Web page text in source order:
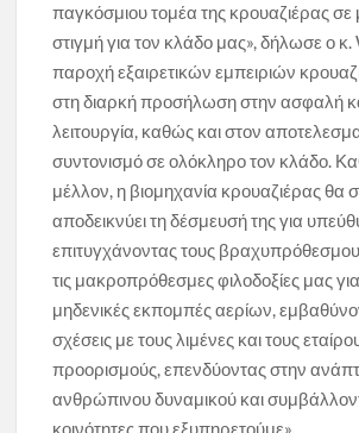
παγκόσμιου τομέα της κρουαζιέρας σε
στιγμή για τον κλάδο μας», δήλωσε ο
παροχή εξαιρετικών εμπειριών
στη διαρκή προσήλωση στην ασφαλή
λειτουργία, καθώς και στον
συντονισμό σε ολόκληρο τον κλάδο.
μέλλον, η βιομηχανία κρουαζιέρας θα
αποδεικνύει τη δέσμευσή της για
επιτυγχάνοντας τους
τις μακροπρόθεσμες φιλοδοξίες μας
μηδενικές εκπομπές αερίων,
σχέσεις με τους λιμένες και τους
προορισμούς, επενδύοντας στην
ανθρώπινου δυναμικού και
κοινότητες που εξυπηρετούμε».